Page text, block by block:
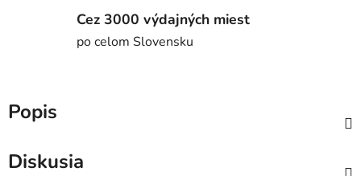
Cez 3000 výdajných miest
po celom Slovensku
Popis
Diskusia